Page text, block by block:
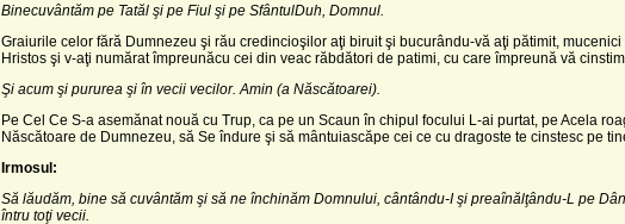
Binecuvântăm pe Tatăl şi pe Fiul şi pe SfântulDuh , Domnul.
Graiurile celor fără Dumnezeu şi rău credincioşilor aţi biruit şi bucurându-vă aţi pătimit, mucenici
Hristos şi v-aţi numărat împreunăcu cei din veac răbdători de patimi, cu care împreună vă cinstim.
Şi acum şi pururea şi în vecii vecilor. Amin (a Născătoarei).
Pe Cel Ce S-a asemănat nouă cu Trup, ca pe un Scaun în chipul focului L-ai purtat, pe Acela
Născătoare de Dumnezeu, să Se îndure şi să mântuiascăpe cei ce cu dragoste te cinstesc pe
Irmosul:
Să lăudăm, bine să cuvântăm şi să ne închinăm Domnului, cântându-I şi preaînălţându-L pe
întru toţi vecii.